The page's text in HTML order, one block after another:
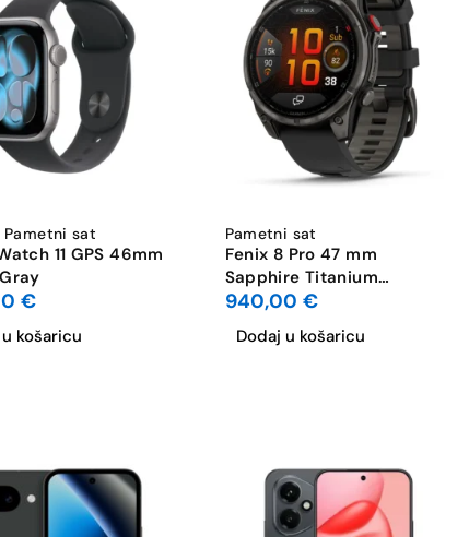
Pametni sat
11 GPS 46mm
€
košaricu
Pametni sat
Fenix 8 Pro 47 mm
Sapphire Titanium
AMOLED Graphite/Black
940,00€
Dodaj u košaricu